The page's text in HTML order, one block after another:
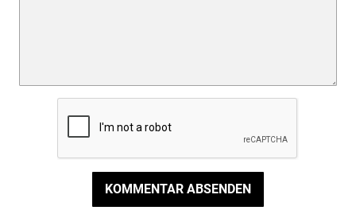
KOMMENTAR ABSENDEN